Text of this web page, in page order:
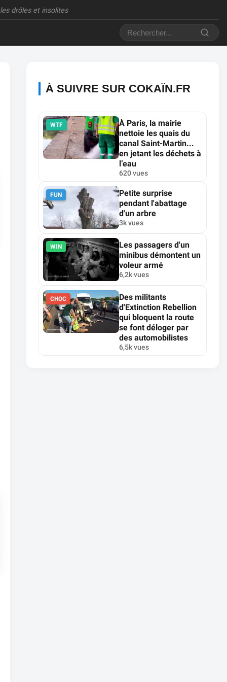
drôles et insolites
À SUIVRE SUR COKAÏN.FR
WTF
À Paris, la mairie
nettoie les quais du
canal Saint-Martin...
en jetant les déchets à
l’eau
620 vues
FUN
Petite surprise
pendant l'abattage
d'un arbre
3k vues
WIN
Les passagers d'un
minibus démontent un
voleur armé
6,2k vues
CHOC
Des militants
d'Extinction Rebellion
qui bloquent la route
se font déloger par
des automobilistes
6,5k vues